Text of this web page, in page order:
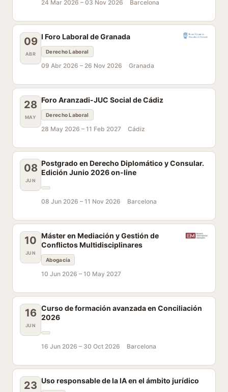
24 Mar 2026 – 03 Nov 2026 Barcelona
09
ABR
I Foro Laboral de Granada
Derecho Laboral
09 Abr 2026 – 26 Nov 2026 Granada
28
MAY
Foro Aranzadi-JUC Social de Cádiz
Derecho Laboral
28 May 2026 – 11 Feb 2027 Cádiz
08
JUN
Postgrado en Derecho Diplomático y Consular.
Edición Junio 2026 on-line
08 Jun 2026 – 11 Nov 2026 Barcelona
10
JUN
Máster en Mediación y Gestión de
Conflictos Multidisciplinares
Abogacía
10 Jun 2026 – 10 May 2027
16
JUN
Curso de formación avanzada en Conciliación
2026
16 Jun 2026 – 30 Oct 2026 Barcelona
23 Uso responsable de la IA en el ámbito jurídico